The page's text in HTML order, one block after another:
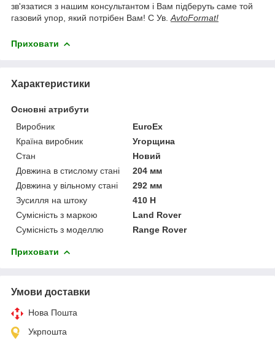
зв'язатися з нашим консультантом і Вам підберуть саме той
газовий упор, який потрібен Вам! С Ув. AvtoFormat!
Приховати
Характеристики
Основні атрибути
Виробник
EuroEx
Країна виробник
Угорщина
Стан
Новий
Довжина в стислому стані
204 мм
Довжина у вільному стані
292 мм
Зусилля на штоку
410 Н
Сумісність з маркою
Land Rover
Сумісність з моделлю
Range Rover
Приховати
Умови доставки
Нова Пошта
Укрпошта